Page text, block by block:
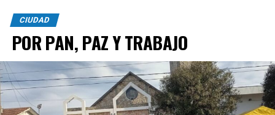
CIUDAD
POR PAN, PAZ Y TRABAJO